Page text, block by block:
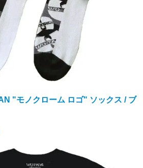
"モノクローム ロゴ" ソックス / ブ